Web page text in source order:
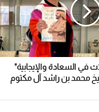
في السعادة والإيجابية"
محمد بن راشد آل مكتوم